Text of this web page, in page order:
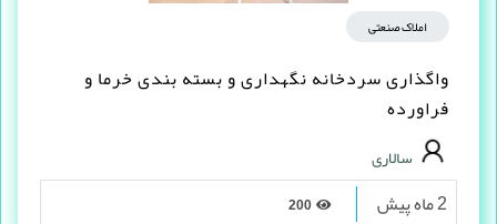
املاک صنعتی
واگذاری سردخانه نگهداری و بسته بندی خرما و
فراورده
سالاری
2 ماه پیش